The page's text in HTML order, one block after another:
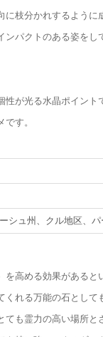
枝分かれするように
パクトのある姿をし
が光る水晶ポイント
す。
シュ州、クル地区、
高める効果があると
れる万能の石として
も霊力の高い場所と